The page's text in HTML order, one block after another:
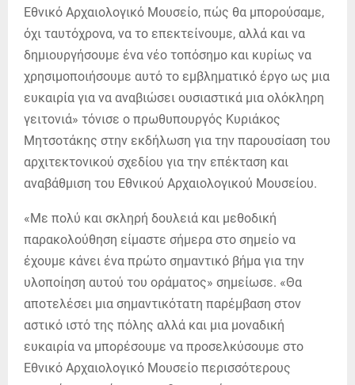
Εθνικό Αρχαιολογικό Μουσείο, πώς θα μπορούσαμε,
όχι ταυτόχρονα, να το επεκτείνουμε, αλλά και να
δημιουργήσουμε ένα νέο τοπόσημο και κυρίως να
χρησιμοποιήσουμε αυτό το εμβληματικό έργο ως μια
ευκαιρία για να αναβιώσει ουσιαστικά μια ολόκληρη
γειτονιά» τόνισε ο πρωθυπουργός Κυριάκος
Μητσοτάκης στην εκδήλωση για την παρουσίαση του
αρχιτεκτονικού σχεδίου για την επέκταση και
αναβάθμιση του Εθνικού Αρχαιολογικού Μουσείου.
«Με πολύ και σκληρή δουλειά και μεθοδική
παρακολούθηση είμαστε σήμερα στο σημείο να
έχουμε κάνει ένα πρώτο σημαντικό βήμα για την
υλοποίηση αυτού του οράματος» σημείωσε. «Θα
αποτελέσει μια σημαντικότατη παρέμβαση στον
αστικό ιστό της πόλης αλλά και μια μοναδική
ευκαιρία να μπορέσουμε να προσελκύσουμε στο
Εθνικό Αρχαιολογικό Μουσείο περισσότερους